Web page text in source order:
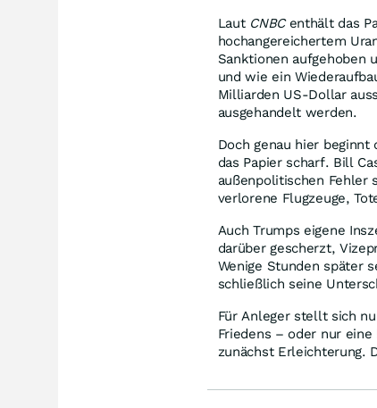
Laut CNBCenthält das
hochangereichertem
Sanktionen aufgehoben
und wie ein
Milliarden US-Dollar
ausgehandelt werden.
Doch genau hier
das Papier scharf. Bill
außenpolitischen Fehler
verlorene Flugzeuge,
Auch Trumps eigene
darüber gescherzt,
Wenige Stunden später
schließlich seine
Für Anleger stellt sich
Friedens – oder nur
zunächst Erleichterung.